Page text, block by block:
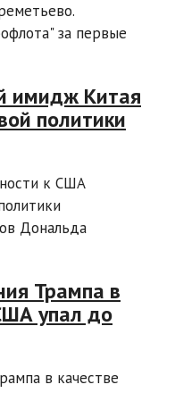
за первые
имидж Китая
политики
к США
Дональда
Трампа в
упал до
в качестве